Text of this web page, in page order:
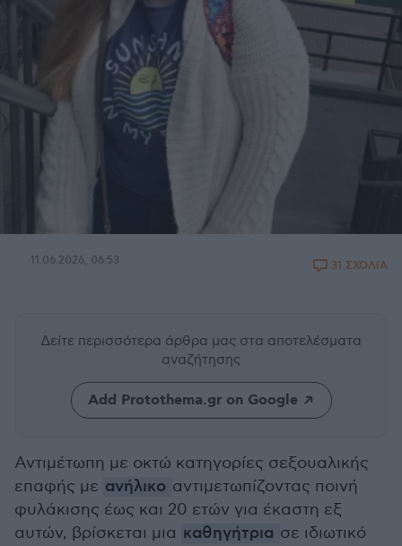
11.06.2026, 06:53 31 ΣΧΟΛΙΑ
Δείτε περισσότερα άρθρα μας στα αποτελέσματα
αναζήτησης
Add Protothema.gr on Google
Αντιμέτωπη με οκτώ κατηγορίες σεξουαλικής
επαφής με ανήλικο αντιμετωπίζοντας ποινή
φυλάκισης έως και 20 ετών για έκαστη εξ
αυτών, βρίσκεται μια καθηγήτρια σε ιδιωτικό